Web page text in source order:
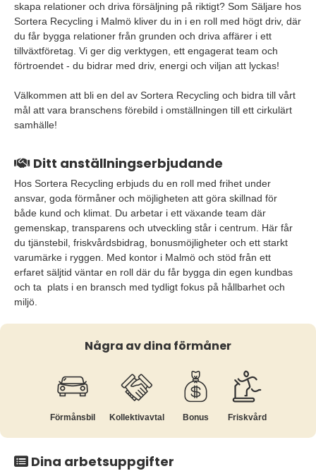
skapa relationer och driva försäljning på riktigt? Som Säljare hos
Sortera Recycling i Malmö kliver du in i en roll med högt driv, där
du får bygga relationer från grunden och driva affärer i ett
tillväxtföretag. Vi ger dig verktygen, ett engagerat team och
förtroendet - du bidrar med driv, energi och viljan att lyckas!
Välkommen att bli en del av Sortera Recycling och bidra till vårt
mål att vara branschens förebild i omställningen till ett cirkulärt
samhälle!
Ditt anställningserbjudande
Hos Sortera Recycling erbjuds du en roll med frihet under
ansvar, goda förmåner och möjligheten att göra skillnad för
både kund och klimat. Du arbetar i ett växande team där
gemenskap, transparens och utveckling står i centrum. Här får
du tjänstebil, friskvårdsbidrag, bonusmöjligheter och ett starkt
varumärke i ryggen. Med kontor i Malmö och stöd från ett
erfaret säljtid väntar en roll där du får bygga din egen kundbas
och ta plats i en bransch med tydligt fokus på hållbarhet och
miljö.
Några av dina förmåner
Förmånsbil Kollektiv­avtal Bonus Friskvård
Dina arbetsuppgifter